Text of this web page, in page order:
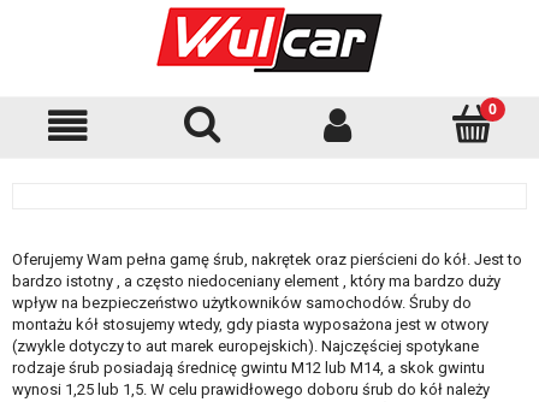
Oferujemy Wam pełna gamę śrub, nakrętek oraz pierścieni do kół. Jest to
bardzo istotny , a często niedoceniany element , który ma bardzo duży
wpływ na bezpieczeństwo użytkowników samochodów. Śruby do
montażu kół stosujemy wtedy, gdy piasta wyposażona jest w otwory
(zwykle dotyczy to aut marek europejskich). Najczęściej spotykane
rodzaje śrub posiadają średnicę gwintu M12 lub M14, a skok gwintu
wynosi 1,25 lub 1,5. W celu prawidłowego doboru śrub do kół należy